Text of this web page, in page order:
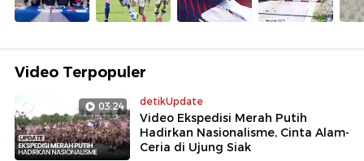
Video Terpopuler
03:24 detikUpdate
Video Ekspedisi Merah Putih
Hadirkan Nasionalisme, Cinta Alam-
Ceria di Ujung Siak